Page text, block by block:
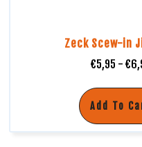
Zeck Scew-in
€5,95 - €
Add To